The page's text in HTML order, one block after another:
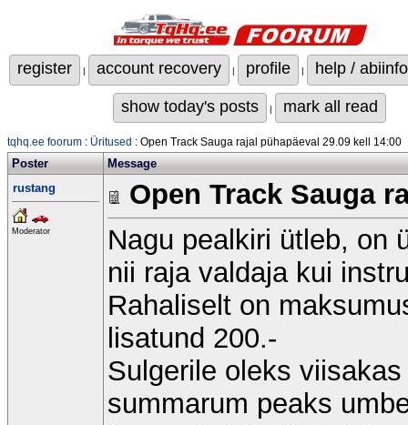
register | account recovery | profile | help / abiinfo
show today's posts | mark all read
tqhq.ee foorum : Üritused : Open Track Sauga rajal pühapäeval 29.09 kell 14:00
Poster
Message
rustang
Moderator
Open Track Sauga
Nagu pealkiri ütleb, on
nii raja valdaja kui
Rahaliselt on
lisatund 200.-
Sulgerile oleks
summarum peaks